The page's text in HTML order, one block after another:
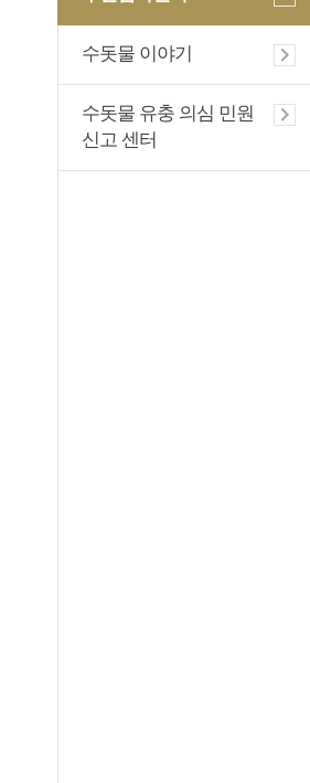
수돗물 이야기
수돗물 유충 의심 민원
신고 센터